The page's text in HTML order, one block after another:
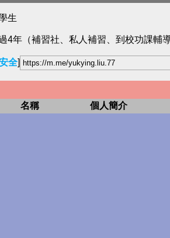
生
4年（補習社、私人補習、到校功課輔導
全]
名稱 個人簡介